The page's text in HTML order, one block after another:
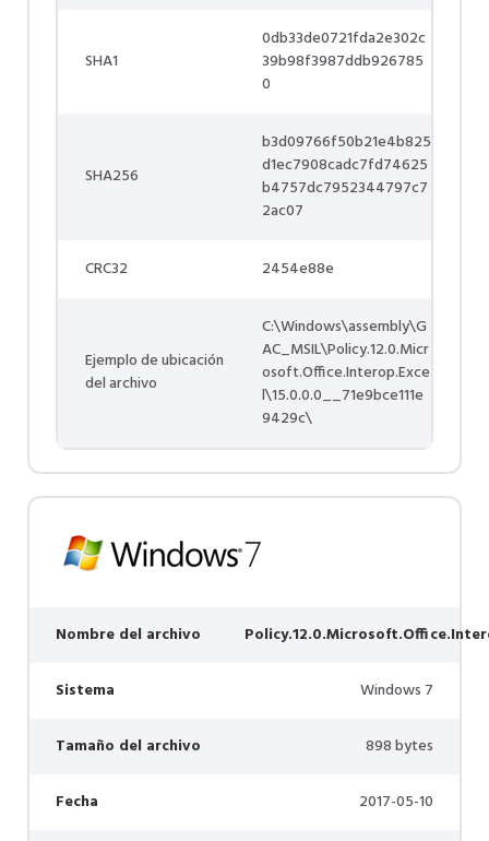
SHA1
0db33de0721fda2e302c
39b98f3987ddb926785
0
SHA256
b3d09766f50b21e4b825
d1ec7908cadc7fd74625
b4757dc7952344797c7
2ac07
CRC32 2454e88e
Ejemplo de ubicación
del archivo
C:\Windows\assembly\G
AC_MSIL\Policy.12.0.Micr
osoft.Office.Interop.Exce
l\15.0.0.0__71e9bce111e
9429c\
Nombre del archivo
Sistema Windows 7
Tamaño del archivo 898 bytes
Fecha 2017-05-10